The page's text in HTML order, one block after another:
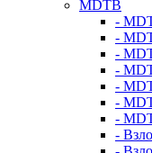
MDTB
-
-
-
-
-
-
-
-